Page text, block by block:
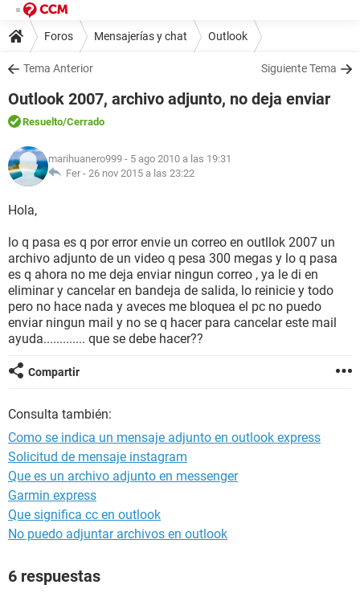
Foros Mensajerías y chat Outlook
Tema Anterior Siguiente Tema
Outlook 2007, archivo adjunto, no deja enviar
Resuelto/Cerrado
marihuanero999 - 5 ago 2010 a las 19:31
Fer - 26 nov 2015 a las 23:22
Hola,
lo q pasa es q por error envie un correo en outllok 2007 un
archivo adjunto de un video q pesa 300 megas y lo q pasa
es q ahora no me deja enviar ningun correo , ya le di en
eliminar y cancelar en bandeja de salida, lo reinicie y todo
pero no hace nada y aveces me bloquea el pc no puedo
enviar ningun mail y no se q hacer para cancelar este mail
ayuda............. que se debe hacer??
Compartir
Consulta también:
Como se indica un mensaje adjunto en outlook express
Solicitud de mensaje instagram
Que es un archivo adjunto en messenger
Garmin express
Que significa cc en outlook
No puedo adjuntar archivos en outlook
6 respuestas